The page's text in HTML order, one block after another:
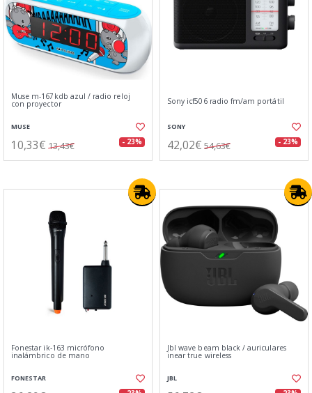
Muse m-167kdb azul / radio reloj
con proyector
MUSE
10,33€ 13,43€ - 23%
Sony icf506 radio fm/am portátil
SONY
42,02€ 54,63€ - 23%
Fonestar ik-163 micrófono
inalámbrico de mano
FONESTAR
Jbl wave beam black / auriculares
inear true wireless
JBL